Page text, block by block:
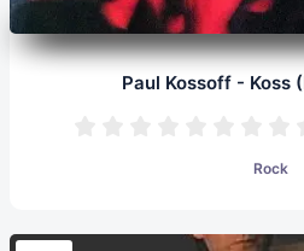
Paul Kossoff - Koss
Rock